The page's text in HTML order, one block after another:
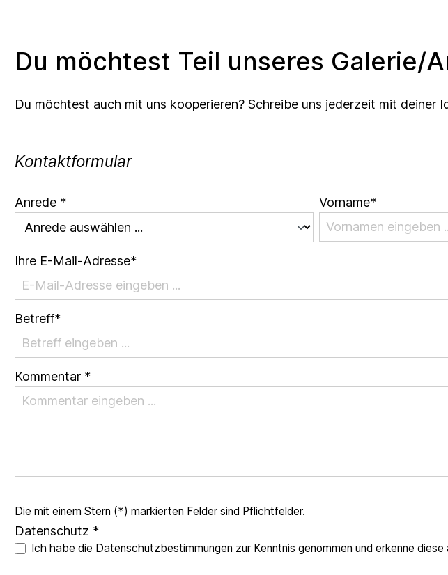
Du möchtest Teil unseres Galerie/
Du möchtest auch mit uns kooperieren? Schreibe uns jederzeit mit deiner
Kontaktformular
Anrede * Vorname*
Ihre E-Mail-Adresse*
Betreff*
Kommentar *
Die mit einem Stern (*) markierten Felder sind Pflichtfelder.
Datenschutz *
Ich habe die Datenschutzbestimmungen zur Kenntnis genommen und erkenne diese